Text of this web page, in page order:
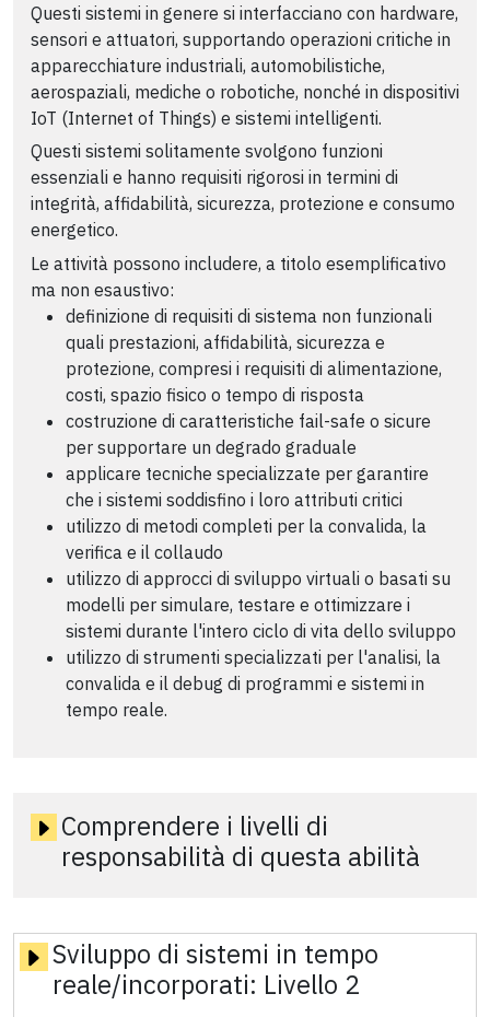
Questi sistemi in genere si interfacciano con hardware,
sensori e attuatori, supportando operazioni critiche in
apparecchiature industriali, automobilistiche,
aerospaziali, mediche o robotiche, nonché in dispositivi
IoT (Internet of Things) e sistemi intelligenti.
Questi sistemi solitamente svolgono funzioni
essenziali e hanno requisiti rigorosi in termini di
integrità, affidabilità, sicurezza, protezione e consumo
energetico.
Le attività possono includere, a titolo esemplificativo
ma non esaustivo:
definizione di requisiti di sistema non funzionali
quali prestazioni, affidabilità, sicurezza e
protezione, compresi i requisiti di alimentazione,
costi, spazio fisico o tempo di risposta
costruzione di caratteristiche fail-safe o sicure
per supportare un degrado graduale
applicare tecniche specializzate per garantire
che i sistemi soddisfino i loro attributi critici
utilizzo di metodi completi per la convalida, la
verifica e il collaudo
utilizzo di approcci di sviluppo virtuali o basati su
modelli per simulare, testare e ottimizzare i
sistemi durante l'intero ciclo di vita dello sviluppo
utilizzo di strumenti specializzati per l'analisi, la
convalida e il debug di programmi e sistemi in
tempo reale.
Comprendere i livelli di
responsabilità di questa abilità
Sviluppo di sistemi in tempo
reale/incorporati: Livello 2